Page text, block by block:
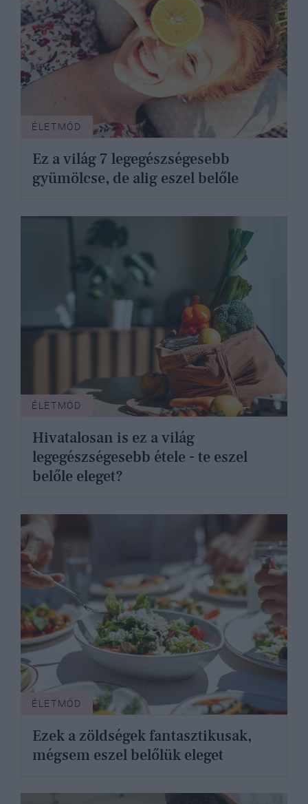
ÉLETMÓD
Ez a világ 7 legegészségesebb
gyümölcse, de alig eszel belőle
ÉLETMÓD
Hivatalosan is ez a világ
legegészségesebb étele - te eszel
belőle eleget?
ÉLETMÓD
Ezek a zöldségek fantasztikusak,
mégsem eszel belőlük eleget